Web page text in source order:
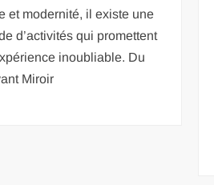
et modernité, il existe une
d’activités qui promettent
inoubliable. Du
Miroir